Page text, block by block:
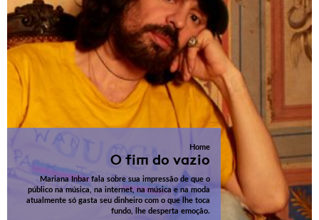
Home
O fim do vazio
Mariana Inbar fala sobre sua impressão de que o
público na música, na internet, na música e na moda
atualmente só gasta seu dinheiro com o que lhe toca
fundo, lhe desperta emoção.